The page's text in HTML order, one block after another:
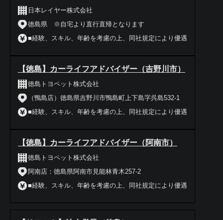
日本レイヤー株式会社
徳島県 ※自宅より直行直帰となります
■経験、スキル、年齢を考慮の上、同社規定により優遇
【徳島】カーライフアドバイザー（吉野川市）
徳島トヨペット株式会社
（鴨島店）徳島県吉野川市鴨島町上下島字呉島532-1
■経験、スキル、年齢を考慮の上、同社規定により優遇
【徳島】カーライフアドバイザー（阿南市）
徳島トヨペット株式会社
阿南店：徳島県阿南市見能林青木257-2
■経験、スキル、年齢を考慮の上、同社規定により優遇